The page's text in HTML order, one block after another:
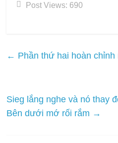
Post Views: 690
← Phần thứ hai hoàn
Sieg lắng nghe và nó thay
Bên dưới mớ rối rắm →